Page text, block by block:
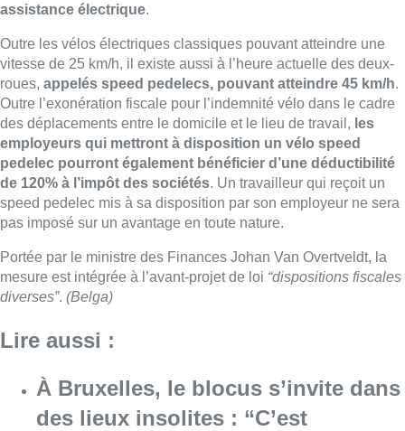
assistance électrique.
Outre les vélos électriques classiques pouvant atteindre une
vitesse de 25 km/h, il existe aussi à l’heure actuelle des deux-
roues, appelés speed pedelecs, pouvant atteindre 45 km/h.
Outre l’exonération fiscale pour l’indemnité vélo dans le cadre
des déplacements entre le domicile et le lieu de travail, les
employeurs qui mettront à disposition un vélo speed
pedelec pourront également bénéficier d’une déductibilité
de 120% à l’impôt des sociétés. Un travailleur qui reçoit un
speed pedelec mis à sa disposition par son employeur ne sera
pas imposé sur un avantage en toute nature.
Portée par le ministre des Finances Johan Van Overtveldt, la
mesure est intégrée à l’avant-projet de loi “dispositions fiscales
diverses”. (Belga)
Lire aussi :
À Bruxelles, le blocus s’invite dans
des lieux insolites : “C’est